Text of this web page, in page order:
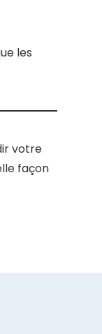
les
votre
façon